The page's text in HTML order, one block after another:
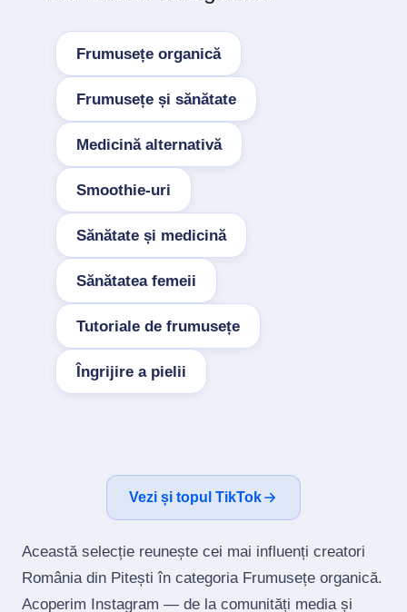
Frumusețe organică
Frumusețe și sănătate
Medicină alternativă
Smoothie-uri
Sănătate și medicină
Sănătatea femeii
Tutoriale de frumusețe
Îngrijire a pielii
Vezi și topul TikTok
Această selecție reunește cei mai influenți creatori
România din Pitești în categoria Frumusețe organică.
Acoperim Instagram — de la comunități media și